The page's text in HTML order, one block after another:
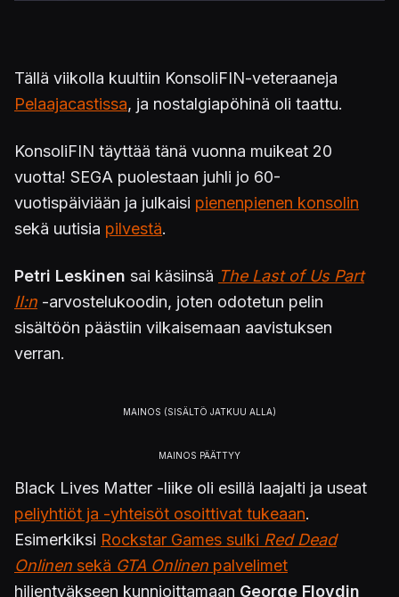
Tällä viikolla kuultiin KonsoliFIN-veteraaneja
Pelaajacastissa, ja nostalgiapöhinä oli taattu.
KonsoliFIN täyttää tänä vuonna muikeat 20
vuotta! SEGA puolestaan juhli jo 60-
vuotispäiviään ja julkaisi pienenpienen konsolin
sekä uutisia pilvestä.
Petri Leskinen sai käsiinsä The Last of Us Part
II:n -arvostelukoodin, joten odotetun pelin
sisältöön päästiin vilkaisemaan aavistuksen
verran.
Black Lives Matter -liike oli esillä laajalti ja useat
peliyhtiöt ja -yhteisöt osoittivat tukeaan.
Esimerkiksi Rockstar Games sulki Red Dead
Onlinen sekä GTA Onlinen palvelimet
hiljentyäkseen kunnioittamaan George Floydin